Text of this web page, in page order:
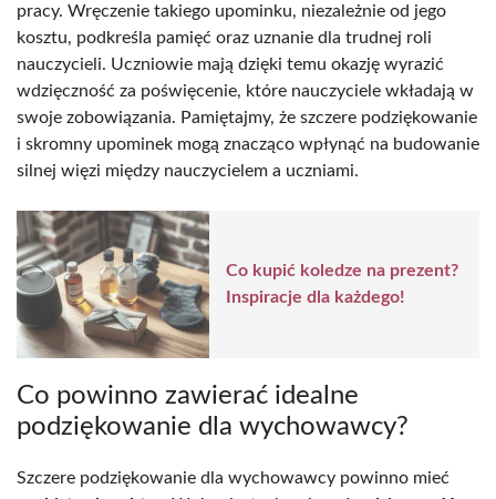
pracy. Wręczenie takiego upominku, niezależnie od jego
kosztu, podkreśla pamięć oraz uznanie dla trudnej roli
nauczycieli. Uczniowie mają dzięki temu okazję wyrazić
wdzięczność za poświęcenie, które nauczyciele wkładają w
swoje zobowiązania. Pamiętajmy, że szczere podziękowanie
i skromny upominek mogą znacząco wpłynąć na budowanie
silnej więzi między nauczycielem a uczniami.
Co kupić koledze na prezent?
Inspiracje dla każdego!
Co powinno zawierać idealne
podziękowanie dla wychowawcy?
Szczere podziękowanie dla wychowawcy powinno mieć